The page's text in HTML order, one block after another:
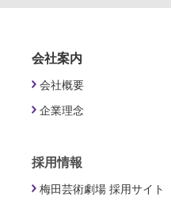
会社案内
会社概要
企業理念
採用情報
梅田芸術劇場 採用サイト